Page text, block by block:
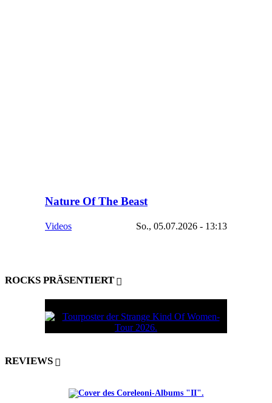
Nature Of The Beast
Videos So., 05.07.2026 - 13:13
ROCKS PRÄSENTIERT
REVIEWS